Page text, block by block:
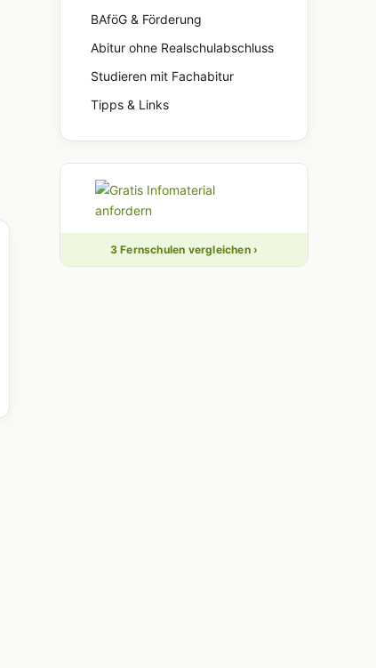
BAföG & Förderung
Abitur ohne Realschulabschluss
Studieren mit Fachabitur
Tipps & Links
3 Fernschulen vergleichen ›